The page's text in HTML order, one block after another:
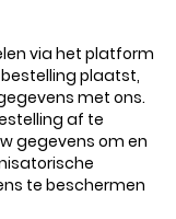
via het platform
plaatst,
met ons.
af te
gegevens om en
te beschermen